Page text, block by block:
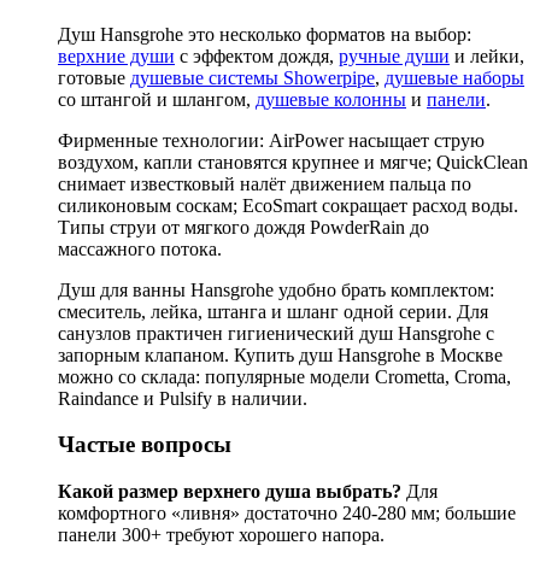
Душ Hansgrohe это несколько форматов на выбор:
верхние души с эффектом дождя, ручные души и лейки,
готовые душевые системы Showerpipe, душевые наборы
со штангой и шлангом, душевые колонны и панели.
Фирменные технологии: AirPower насыщает струю
воздухом, капли становятся крупнее и мягче; QuickClean
снимает известковый налёт движением пальца по
силиконовым соскам; EcoSmart сокращает расход воды.
Типы струи от мягкого дождя PowderRain до
массажного потока.
Душ для ванны Hansgrohe удобно брать комплектом:
смеситель, лейка, штанга и шланг одной серии. Для
санузлов практичен гигиенический душ Hansgrohe с
запорным клапаном. Купить душ Hansgrohe в Москве
можно со склада: популярные модели Crometta, Croma,
Raindance и Pulsify в наличии.
Частые вопросы
Какой размер верхнего душа выбрать? Для
комфортного «ливня» достаточно 240-280 мм; большие
панели 300+ требуют хорошего напора.